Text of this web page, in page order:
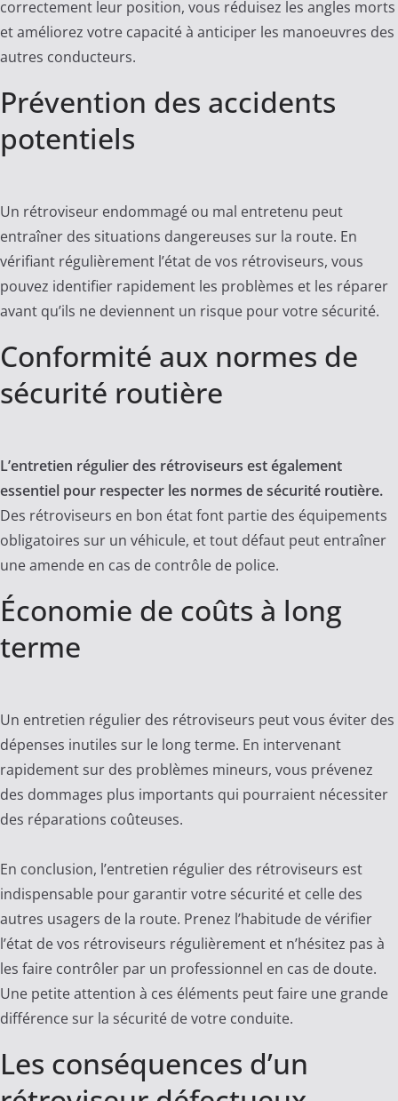
correctement leur position, vous réduisez les angles morts
et améliorez votre capacité à anticiper les manoeuvres des
autres conducteurs.
Prévention des accidents
potentiels
Un rétroviseur endommagé ou mal entretenu peut
entraîner des situations dangereuses sur la route. En
vérifiant régulièrement l’état de vos rétroviseurs, vous
pouvez identifier rapidement les problèmes et les réparer
avant qu’ils ne deviennent un risque pour votre sécurité.
Conformité aux normes de
sécurité routière
L’entretien régulier des rétroviseurs est également
essentiel pour respecter les normes de sécurité routière.
Des rétroviseurs en bon état font partie des équipements
obligatoires sur un véhicule, et tout défaut peut entraîner
une amende en cas de contrôle de police.
Économie de coûts à long
terme
Un entretien régulier des rétroviseurs peut vous éviter des
dépenses inutiles sur le long terme. En intervenant
rapidement sur des problèmes mineurs, vous prévenez
des dommages plus importants qui pourraient nécessiter
des réparations coûteuses.
En conclusion, l’entretien régulier des rétroviseurs est
indispensable pour garantir votre sécurité et celle des
autres usagers de la route. Prenez l’habitude de vérifier
l’état de vos rétroviseurs régulièrement et n’hésitez pas à
les faire contrôler par un professionnel en cas de doute.
Une petite attention à ces éléments peut faire une grande
différence sur la sécurité de votre conduite.
Les conséquences d’un